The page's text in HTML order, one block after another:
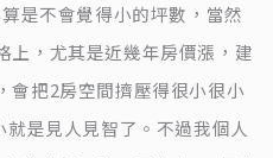
是不會覺得小的坪數，當然
上，尤其是近幾年房價漲，建
會把2房空間擠壓得很小很小
是見人見智了。不過我個人